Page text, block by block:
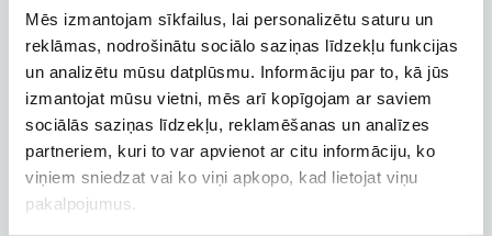
Mēs izmantojam sīkfailus, lai personalizētu saturu un
reklāmas, nodrošinātu sociālo saziņas līdzekļu funkcijas
un analizētu mūsu datplūsmu. Informāciju par to, kā jūs
izmantojat mūsu vietni, mēs arī kopīgojam ar saviem
sociālās saziņas līdzekļu, reklamēšanas un analīzes
partneriem, kuri to var apvienot ar citu informāciju, ko
viņiem sniedzat vai ko viņi apkopo, kad lietojat viņu
pakalpojumus.
Verslo paskyra
Verslo, tarnybinių ir darbostogų
skrydžių užsakymai